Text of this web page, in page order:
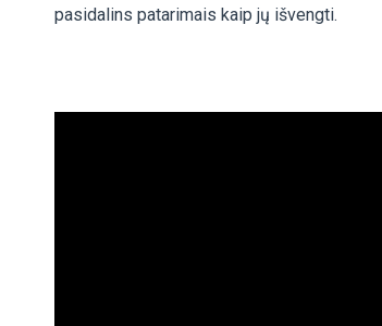
pasidalins patarimais kaip jų išvengti.